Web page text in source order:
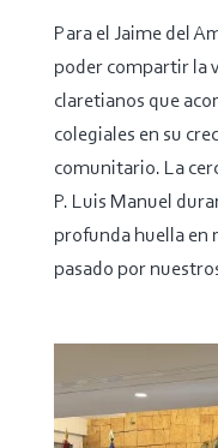
Para el Jaime del
poder compartir la
claretianos que
colegiales en su
comunitario. La
P. Luis Manuel
profunda huella en
pasado por